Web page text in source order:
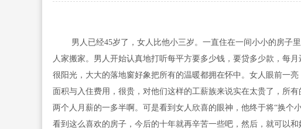
男人已经45岁了，女人比他小三岁。一直住在一间小小的房子里
人家搬家。男人开始认真地打听每平方要多少钱，要贷多少款，每
很阳光，大大的落地窗好象把所有的温暖都拥在怀中。女人眼前一
面积与入住费用，很贵，对他们这样的工薪族来说实在太贵了，所
两个人月薪的一多半啊。可是看到女人欣喜的眼神，他终于将“换个
看到这么喜欢的房子，今后的十年就再辛苦一些吧，然后，就可以